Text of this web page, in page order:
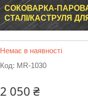
СОКОВАРКА-
СТАЛІ/КАСТРУЛЯ
Немає в наявності
Код: MR-1030
2 050 ₴